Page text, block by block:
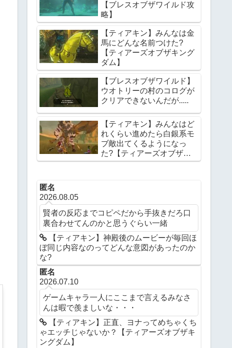
【ブレスオブザワイルド攻
略】
【ティアキン】みんなは金
馬にどんな名前つけた?
【ティアーズオブザキング
ダム】
【ブレスオブザワイルド】
ウオトリーの村のコログが
クリアできないんだが.....
【ティアキン】みんなはど
れくらい進めたら白銀系モ
ブ敵出てくるようになっ
た?【ティアーズオブザキ
ングダム】
匿名
2026.08.05
賢者の反応までコピペだから手抜きだろ口
裏合わせてんのかと思うぐらい一緒
【ティアキン】神殿後のムービーが毎回ほ
ぼ同じ内容なのってどんな意図があったのか
な?
匿名
2026.07.10
ゲームキャラ一人にここまで言えるみなさ
んは暇で羨ましいな・・・
【ティアキン】正直、ヨナってめちゃくち
ゃエッチじゃないか？【ティアーズオブザキ
ングダム】